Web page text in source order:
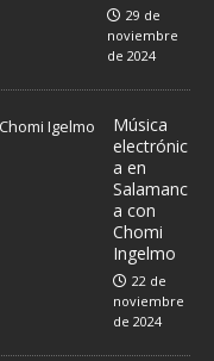
29 de
noviembre
de 2024
Música
electrónic
a en
Salamanc
a con
Chomi
Ingelmo
22 de
noviembre
de 2024